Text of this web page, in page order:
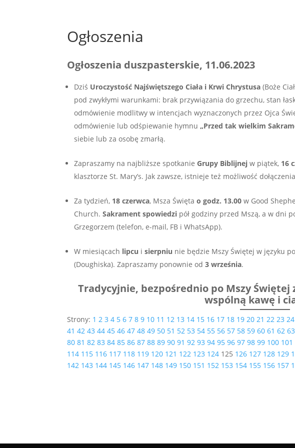
Ogłoszenia
Ogłoszenia duszpasterskie, 11.06.2023
Dziś Uroczystość Najświętszego Ciała i Krwi Chrystusa (Boże
pod zwykłymi warunkami: brak przywiązania do grzechu, stan
odmówienie modlitwy w intencjach wyznaczonych przez Ojca
odmówienie lub odśpiewanie hymnu„Przed tak wielkim
siebie lub za osobę zmarłą.
Zapraszamy na najbliższe spotkanieGrupy Biblijnej w piątek, 16
klasztorze St. Mary’s. Jak zawsze, istnieje też możliwość
Za tydzień, 18 czerwca, Msza Świętao godz. 13.00 w Good
Church.Sakrament spowiedzi pół godziny przed Mszą, a w dni
Grzegorzem (telefon, e-mail, FB i WhatsApp).
W miesiącach lipcu isierpniu nie będzie Mszy Świętej w języku
(Doughiska). Zapraszamy ponownie od3 września.
Tradycyjnie, bezpośrednio po Mszy Świętej
wspólną kawę i
Strony: 1 2 3 4 5 6 7 8 9 10 11 12 13 14 15 16 17 18 19 20 21 22 23 24
41 42 43 44 45 46 47 48 49 50 51 52 53 54 55 56 57 58 59 60 61 62 63
80 81 82 83 84 85 86 87 88 89 90 91 92 93 94 95 96 97 98 99 100 101
114 115 116 117 118 119 120 121 122 123 124 125 126 127 128 129
142 143 144 145 146 147 148 149 150 151 152 153 154 155 156 157